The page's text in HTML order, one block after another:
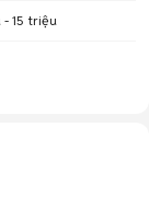
- 15 triệu